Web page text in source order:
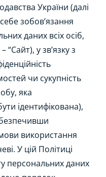
України (далі
зобов’язання
даних всіх осіб,
“Сайт), у зв’язку з
чи сукупність
яка
ідентифікована),
використання
У цій Політиці
персональних даних